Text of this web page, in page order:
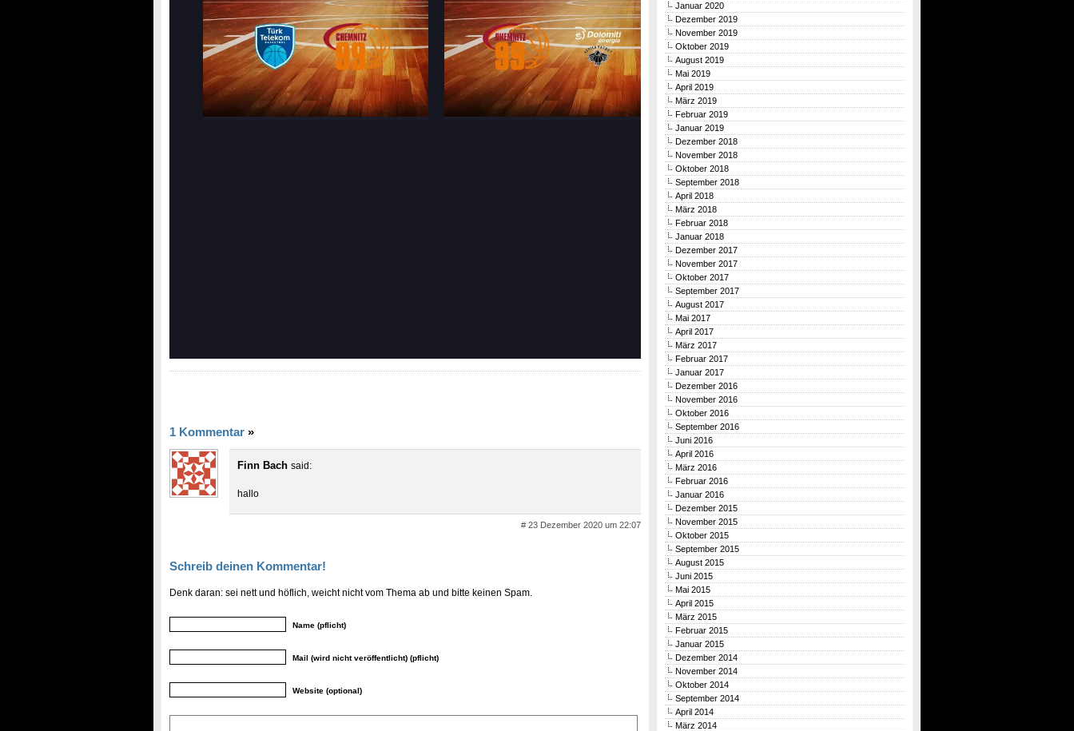
1 Kommentar »
Finn Bach said:
hallo
# 23 Dezember 2020 um 22:07
Schreib deinen Kommentar!
Denk daran: sei nett und höflich, weicht nicht vom Thema ab und bitte keinen Spam.
Name (pflicht)
Mail (wird nicht veröffentlicht) (pflicht)
Website (optional)
Januar 2020
Dezember 2019
November 2019
Oktober 2019
August 2019
Mai 2019
April 2019
März 2019
Februar 2019
Januar 2019
Dezember 2018
November 2018
Oktober 2018
September 2018
April 2018
März 2018
Februar 2018
Januar 2018
Dezember 2017
November 2017
Oktober 2017
September 2017
August 2017
Mai 2017
April 2017
März 2017
Februar 2017
Januar 2017
Dezember 2016
November 2016
Oktober 2016
September 2016
Juni 2016
April 2016
März 2016
Februar 2016
Januar 2016
Dezember 2015
November 2015
Oktober 2015
September 2015
August 2015
Juni 2015
Mai 2015
April 2015
März 2015
Februar 2015
Januar 2015
Dezember 2014
November 2014
Oktober 2014
September 2014
April 2014
März 2014